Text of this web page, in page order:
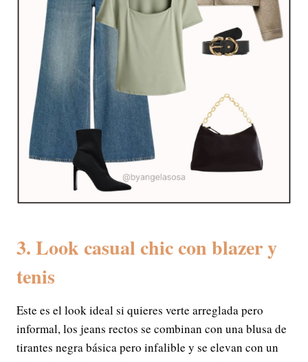
3. Look casual chic con blazer y
tenis
Este es el look ideal si quieres verte arreglada pero
informal, los jeans rectos se combinan con una blusa de
tirantes negra básica pero infalible y se elevan con un